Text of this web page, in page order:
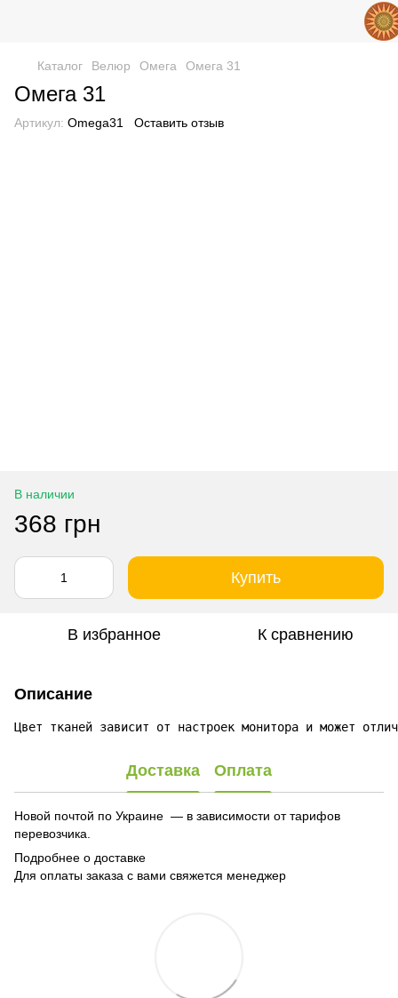
Каталог Велюр Омега Омега 31
Омега 31
Артикул: Omega31 Оставить отзыв
В наличии
368 грн
Купить
В избранное К сравнению
Описание
Цвет тканей зависит от настроек монитора и может
Доставка Оплата
Новой почтой по Украине — в зависимости от тарифов
перевозчика.
Подробнее о доставке
Для оплаты заказа с вами свяжется менеджер